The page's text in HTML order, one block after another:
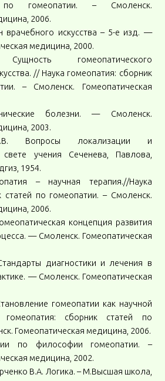
по гомеопатии. – Смоленск.
2006.
врачебного искусства – 5-е изд. —
медицина, 2000.
гомеопатического
// Наука гомеопатия: сборник
– Смоленск. Гомеопатическая
болезни. — Смоленск.
2003.
Вопросы локализации и
свете учения Сеченева, Павлова,
1954.
– научная терапия.//Наука
статей по гомеопатии. – Смоленск.
2006.
концепция развития
— Смоленск. Гомеопатическая
диагностики и лечения в
— Смоленск. Гомеопатическая
гомеопатии как научной
сборник статей по
Гомеопатическая медицина, 2006.
по философии гомеопатии. –
медицина, 2002.
В.А. Логика. – М.Высшая школа,